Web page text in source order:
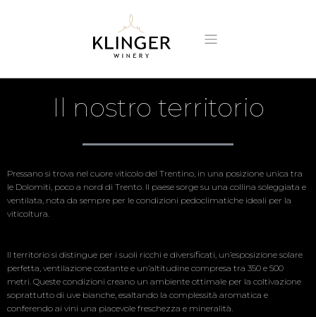
Il nostro territorio
Pressano si trova nel cuore viticolo del Trentino, in una posizione unica tra
le Dolomiti, poco a nord di Trento. Il paese sorge su una collina soleggiata e
ventilata, nota da sempre per le condizioni pedoclimatiche ideali per la
viticoltura.
Il territorio si distingue per i suoli ricchi e diversificati, un’esposizione solare
perfetta, ventilazione costante e un’altitudine compresa tra 350 e 500
metri. Queste condizioni creano un ambiente ottimale per la coltivazione
soprattutto di uve bianche, esaltando la complessità aromatica e
conferendo ai vini una piacevole freschezza e mineralità.